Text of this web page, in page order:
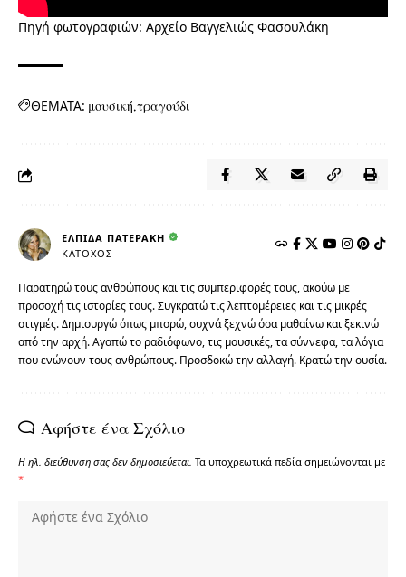
Πηγή φωτογραφιών: Αρχείο Βαγγελιώς Φασουλάκη
ΘΕΜΑΤΑ: μουσική τραγούδι
ΕΛΠΊΔΑ ΠΑΤΕΡΆΚΗ
ΚΆΤΟΧΟΣ
Παρατηρώ τους ανθρώπους και τις συμπεριφορές τους, ακούω με
προσοχή τις ιστορίες τους. Συγκρατώ τις λεπτομέρειες και τις μικρές
στιγμές. Δημιουργώ όπως μπορώ, συχνά ξεχνώ όσα μαθαίνω και ξεκινώ
από την αρχή. Αγαπώ το ραδιόφωνο, τις μουσικές, τα σύννεφα, τα λόγια
που ενώνουν τους ανθρώπους. Προσδοκώ την αλλαγή. Κρατώ την ουσία.
Αφήστε ένα Σχόλιο
Η ηλ. διεύθυνση σας δεν δημοσιεύεται. Τα υποχρεωτικά πεδία σημειώνονται με
*